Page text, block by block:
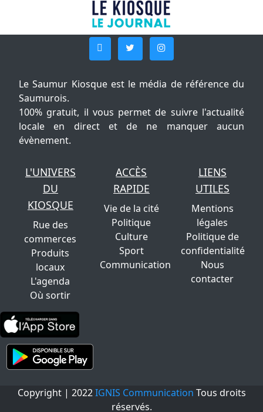
Le Saumur Kiosque est le média de référence du
Saumurois.
100% gratuit, il vous permet de suivre l'actualité
locale en direct et de ne manquer aucun
évènement.
L'UNIVERS
DU
KIOSQUE
Rue des
commerces
Produits
locaux
L'agenda
Où sortir
ACCÈS
RAPIDE
Vie de la cité
Politique
Culture
Sport
Communication
LIENS
UTILES
Mentions
légales
Politique de
confidentialité
Nous
contacter
Copyright | 2022IGNIS Communication Tous droits
réservés.